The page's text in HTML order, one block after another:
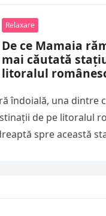
Relaxare
De ce Mamaia
mai căutată
litoralul
îndoială, una dintre
de pe litoralul
spre această